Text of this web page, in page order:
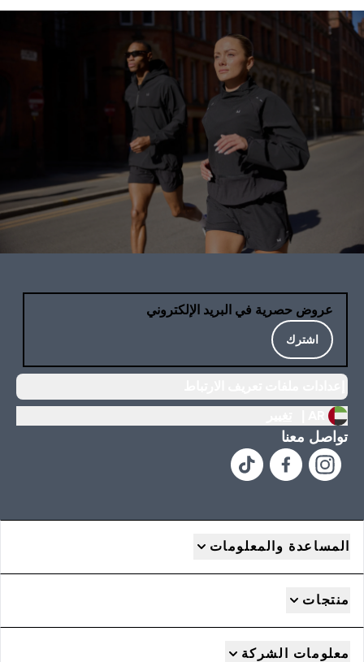
عروض حصرية في البريد الإلكتروني
اشترك
تواصل معنا
المساعدة والمعلومات
منتجات
معلومات الشركة